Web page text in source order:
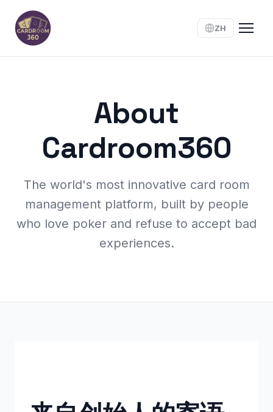
ZH
About
Cardroom360
The world's most innovative card room
management platform, built by people
who love poker and refuse to accept bad
experiences.